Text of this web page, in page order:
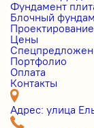
Фундамент
Блочный
Цены
Портфолио
Оплата
Контакты
Адрес: улица